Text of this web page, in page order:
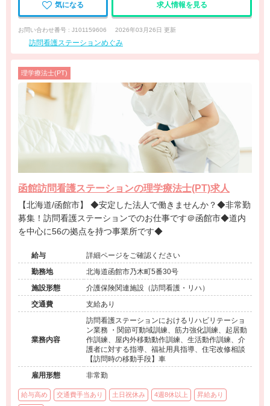
気になる 求人情報を見る
お問い合わせ番号 : J101159606 2026年03月26日 更新
訪問看護ステーションめぐみ
理学療法士(PT)
函館訪問看護ステーションの理学療法士(PT)求人
【北海道/函館市】 ◆安定した法人で働きませんか？◆非常勤
募集！訪問看護ステーションでのお仕事です＠函館市◆道内
を中心に56の拠点を持つ事業所です◆
給与
詳細ページをご確認ください
勤務地
北海道函館市乃木町5番30号
施設形態
介護保険関連施設（訪問看護・リハ）
交通費
支給あり
業務内容
訪問看護ステーションにおけるリハビリテーショ
ン業務 ・関節可動域訓練、筋力強化訓練、起居動
作訓練、屋内外移動動作訓練、生活動作訓練、介
護者に対する指導、福祉用具指導、住宅改修相談
【訪問時の移動手段】車
雇用形態
非常勤
給与高め 交通費手当あり 土日祝休み 4週8休以上 昇給あり